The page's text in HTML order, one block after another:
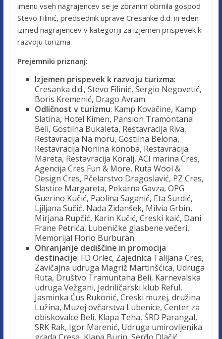
imenu vseh nagrajencev se je zbranim obrnila gospod
Stevo Filinić, predsednik uprave Cresanke d.d. in eden
izmed nagrajencev v kategoriji za izjemen prispevek k
razvoju turizma.
Prejemniki priznanj:
Izjemen prispevek k razvoju turizma:
Cresanka d.d., Stevo Filinić, Sergio Negovetić,
Boris Kremenić, Drago Avram.
Odličnost v turizmu: Kamp Kovačine, Kamp
Slatina, Hotel Kimen, Pansion Tramontana
Beli, Gostilna Bukaleta, Restavracija Riva,
Restavracija Na moru, Gostilna Belona,
Restavracija Nonina konoba, Restavracija
Mareta, Restavracija Koralj, ACI marina Cres,
Agencija Cres Fun & More, Ruta Wool &
Design Cres, Pčelarstvo Dragoslavić, PZ Cres,
Slastice Margareta, Pekarna Gavza, OPG
Guerino Kučić, Paolina Saganić, Eta Surdić,
Ljiljana Sučić, Nada Zidanšek, Milvia Grbin,
Mirjana Rupčić, Karin Kučić, Creski kaić, Dani
Frane Petrića, Lubeničke glasbene večeri,
Memorijal Florio Burburan.
Ohranjanje dediščine in promocija
destinacije: FD Orlec, Zajednica Talijana Cres,
Zavičajna udruga Magriž Martinšćica, Udruga
Ruta, Društvo Tramuntana Beli, Karnevalska
udruga Vežgani, Jedriličarski klub Reful,
Jasminka Ćus Rukonić, Creski muzej, družina
Lužina, Muzej ovčarstva Lubenice, Center za
obiskovalce Beli, Klapa Teha, ŠRD Parangal,
SRK Rak, Igor Marenić, Udruga umirovljenika
grada Cresa, Klapa Burin, Serđo Dlačić,